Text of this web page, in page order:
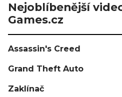
Nejoblíbenější
Games.cz
Assassin's Creed
Grand Theft Auto
Zaklínač